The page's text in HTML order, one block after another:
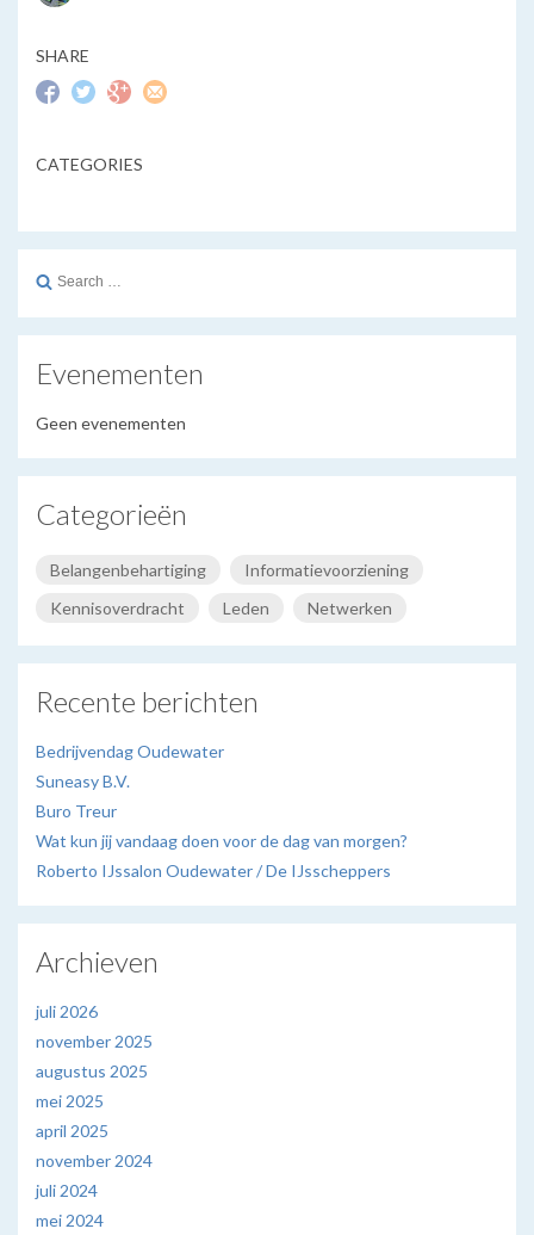
SHARE
CATEGORIES
Search
Evenementen
Geen evenementen
Categorieën
Belangenbehartiging
Informatievoorziening
Kennisoverdracht
Leden Netwerken
Recente berichten
Bedrijvendag Oudewater
Suneasy B.V.
Buro Treur
Wat kun jij vandaag doen voor de dag van morgen?
Roberto IJssalon Oudewater / De IJsscheppers
Archieven
juli 2026
november 2025
augustus 2025
mei 2025
april 2025
november 2024
juli 2024
mei 2024